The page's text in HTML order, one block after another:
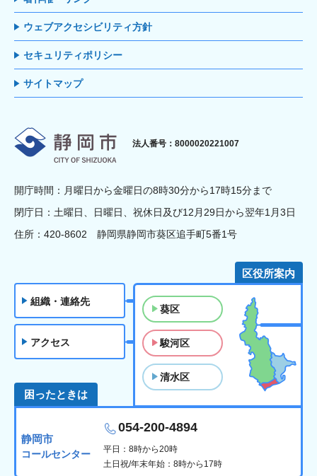
ウェブアクセシビリティ方針
セキュリティポリシー
サイトマップ
静岡市
法人番号：8000020221007
開庁時間：月曜日から金曜日の8時30分から17時15分まで
閉庁日：土曜日、日曜日、祝休日及び12月29日から翌年1月3日
住所：420-8602 静岡県静岡市葵区追手町5番1号
組織・連絡先
アクセス
区役所案内
葵区
駿河区
清水区
困ったときは
静岡市
コールセンター
054-200-4894
平日：8時から20時
土日祝/年末年始：8時から17時